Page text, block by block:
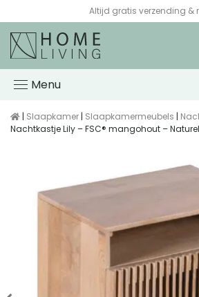
Altijd gratis verzending &
Menu
| Slaapkamer | Slaapkamermeubels |
Nachtkastje Lily – FSC® mangohout – Naturel